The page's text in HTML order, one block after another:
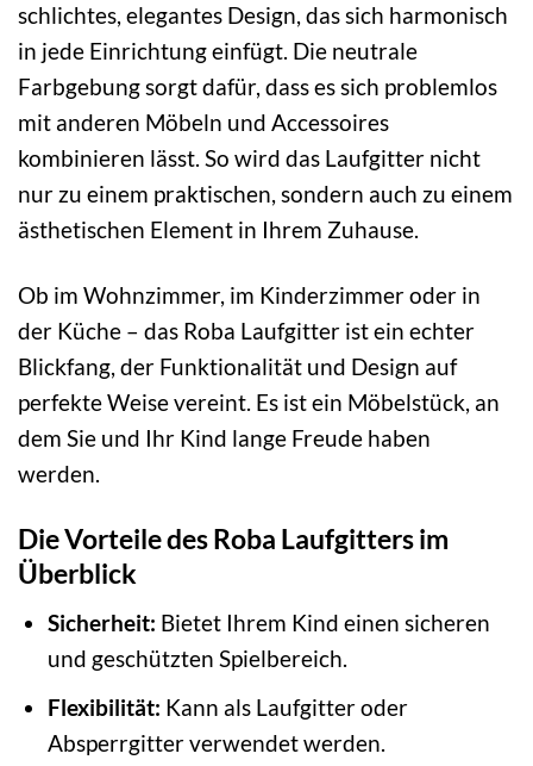
schlichtes, elegantes Design, das sich harmonisch
in jede Einrichtung einfügt. Die neutrale
Farbgebung sorgt dafür, dass es sich problemlos
mit anderen Möbeln und Accessoires
kombinieren lässt. So wird das Laufgitter nicht
nur zu einem praktischen, sondern auch zu einem
ästhetischen Element in Ihrem Zuhause.
Ob im Wohnzimmer, im Kinderzimmer oder in
der Küche – das Roba Laufgitter ist ein echter
Blickfang, der Funktionalität und Design auf
perfekte Weise vereint. Es ist ein Möbelstück, an
dem Sie und Ihr Kind lange Freude haben
werden.
Die Vorteile des Roba Laufgitters im
Überblick
Sicherheit: Bietet Ihrem Kind einen sicheren
und geschützten Spielbereich.
Flexibilität: Kann als Laufgitter oder
Absperrgitter verwendet werden.